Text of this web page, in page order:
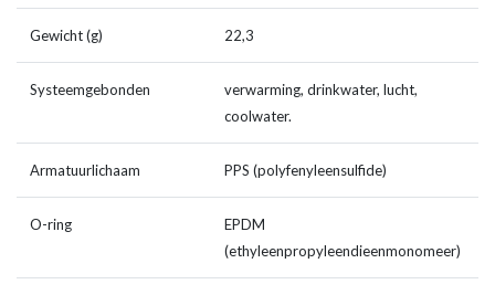
Gewicht (g) 22,3
Systeemgebonden
verwarming, drinkwater, lucht,
coolwater.
Armatuurlichaam PPS (polyfenyleensulfide)
O-ring
EPDM
(ethyleenpropyleendieenmonomeer)